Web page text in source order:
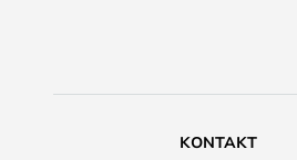
KONTAKT